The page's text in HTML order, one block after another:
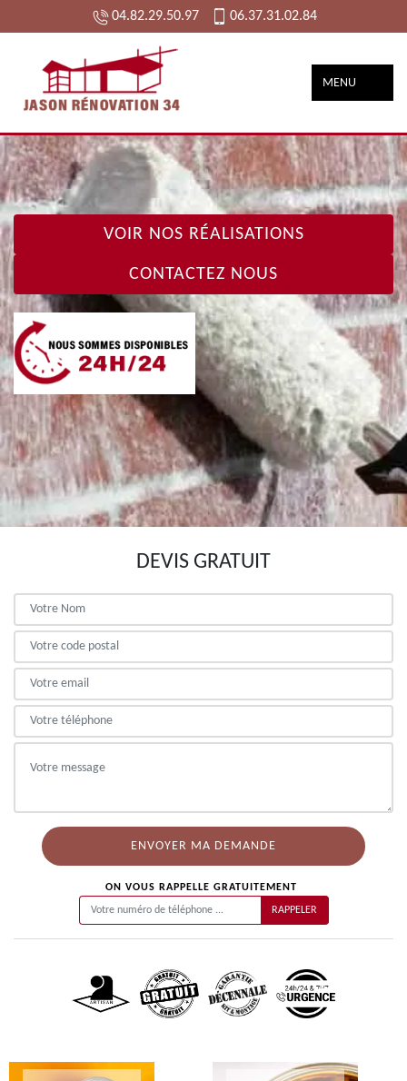
04.82.29.50.97 06.37.31.02.84
MENU
VOIR NOS RÉALISATIONS
CONTACTEZ NOUS
DEVIS GRATUIT
ON VOUS RAPPELLE GRATUITEMENT